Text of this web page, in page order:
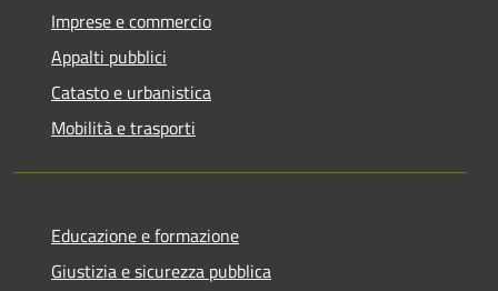
Imprese e commercio
Appalti pubblici
Catasto e urbanistica
Mobilità e trasporti
Educazione e formazione
Giustizia e sicurezza pubblica